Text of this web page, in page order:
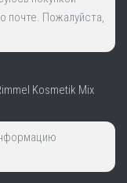
почте. Пожалуйста,
Kosmetik Mix